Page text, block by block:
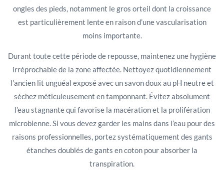
ongles des pieds, notamment le gros orteil dont la croissance
est particulièrement lente en raison d’une vascularisation
moins importante.
Durant toute cette période de repousse, maintenez une hygiène
irréprochable de la zone affectée. Nettoyez quotidiennement
l’ancien lit unguéal exposé avec un savon doux au pH neutre et
séchez méticuleusement en tamponnant. Évitez absolument
l’eau stagnante qui favorise la macération et la prolifération
microbienne. Si vous devez garder les mains dans l’eau pour des
raisons professionnelles, portez systématiquement des gants
étanches doublés de gants en coton pour absorber la
transpiration.